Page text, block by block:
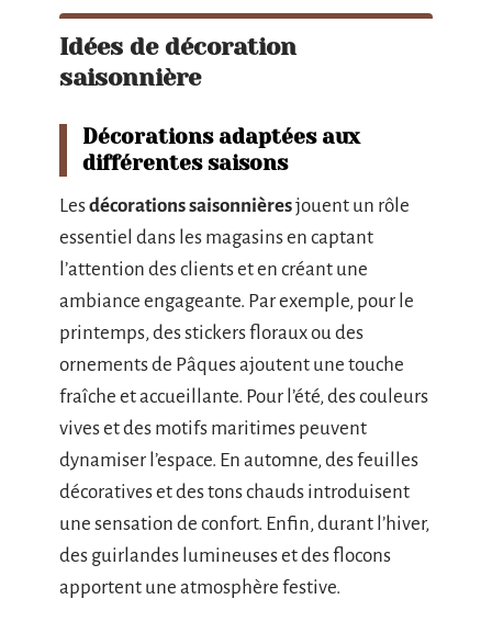
Idées de décoration
saisonnière
Décorations adaptées aux
différentes saisons
Lesdécorations saisonnièresjouent un rôle
essentiel dans les magasins en captant
l’attention des clients et en créant une
ambiance engageante. Par exemple, pour le
printemps, des stickers floraux ou des
ornements de Pâques ajoutent une touche
fraîche et accueillante. Pour l’été, des couleurs
vives et des motifs maritimes peuvent
dynamiser l’espace. En automne, des feuilles
décoratives et des tons chauds introduisent
une sensation de confort. Enfin, durant l’hiver,
des guirlandes lumineuses et des flocons
apportent une atmosphère festive.